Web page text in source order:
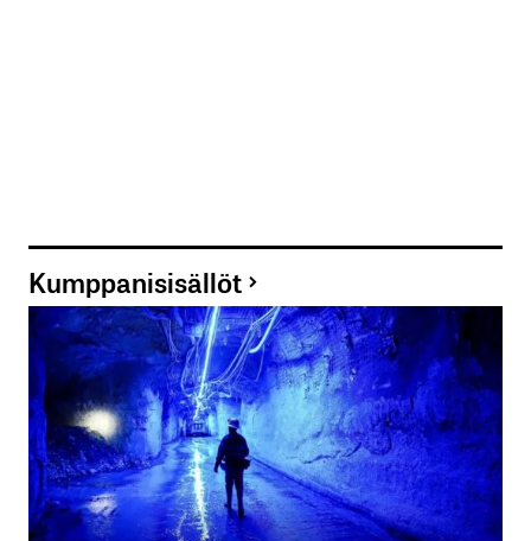
on hyviä
liikeideoita. Pitää varautua tällaisen kasvuyrityksen
löytäessään, ettei se kuitenkin
ole raskaasti jo ylihinnoiteltu markkinoilla.
tapio.haavisto@siop.fi
Tapio Haavisto
26.2.2015 at 14:48
Vastaa
Kumppanisisällöt